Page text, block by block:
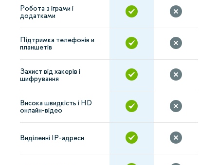
Робота з іграми і
додатками
Підтримка телефонів и
планшетів
Захист від хакерів і
шифрування
Висока швидкість і HD
онлайн-відео
Виділенні IP-адреси